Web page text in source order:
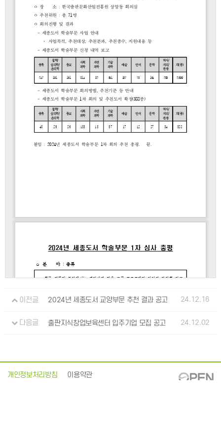
이전글 2024년 세종도서 교양부문 추천 결과 공고 24.12.16
다음글 출판지식창업보육센터 입주기업 모집 공고 24.12.02
개인정보처리방침 이용약관